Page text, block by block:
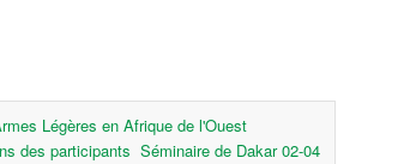
Légères en Afrique de l'Ouest
des participants Séminaire de Dakar 02-04